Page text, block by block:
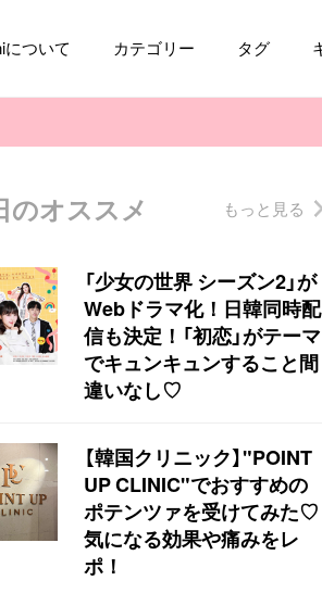
ついて カテゴリー タグ
のオススメ もっと見る
「少女の世界 シーズン2」が
Webドラマ化！日韓同時配
信も決定！「初恋」がテーマ
でキュンキュンすること間
違いなし♡
【韓国クリニック】"POINT
UP CLINIC"でおすすめの
ポテンツァを受けてみた♡
気になる効果や痛みをレ
ポ！